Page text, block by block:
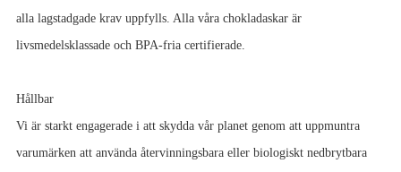
alla lagstadgade krav uppfylls. Alla våra chokladaskar är
livsmedelsklassade och BPA-fria certifierade.
Hållbar
Vi är starkt engagerade i att skydda vår planet genom att uppmuntra
varumärken att använda återvinningsbara eller biologiskt nedbrytbara